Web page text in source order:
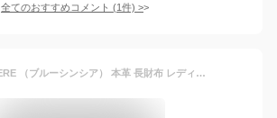
全てのおすすめコメント (1件) >
BLUE SINCERE （ブルーシンシア） 本革 長財布 レディース RFID スキミング防止 YKK L字ファスナー タッセル付き 財布 お札入れ 小銭入れ付き / SW3 (グレージュ)